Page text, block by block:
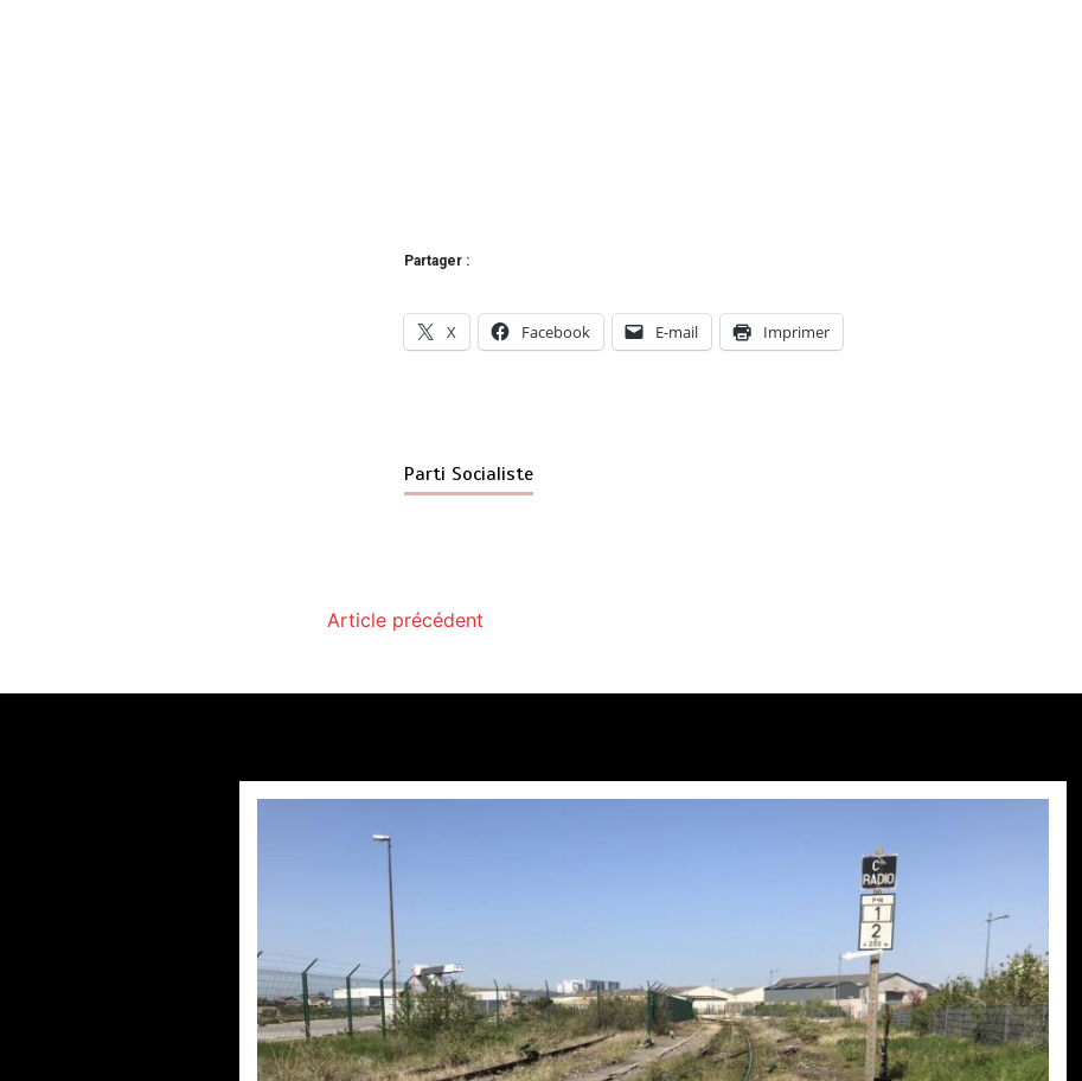
Partager :
X Facebook E-mail Imprimer
Parti Socialiste
Article précédent
Accès au bus et tri sélectif !!!
parPhilippe BLET 16 avril 2024 2 minutes 2 ans